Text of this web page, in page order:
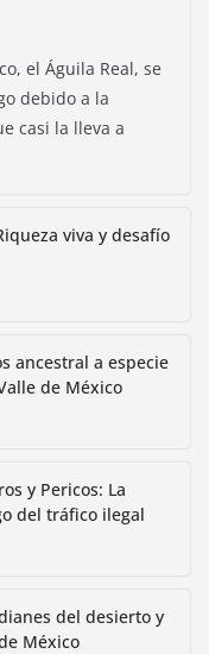
el Águila Real, se
debido a la
casi la lleva a
viva y desafío
ancestral a especie
de México
y Pericos: La
del tráfico ilegal
del desierto y
México